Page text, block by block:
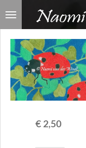
Ga
naar
de
hoofdinhoud
€ 2,50